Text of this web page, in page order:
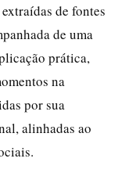
de fontes
de uma
prática,
na
por sua
alinhadas ao